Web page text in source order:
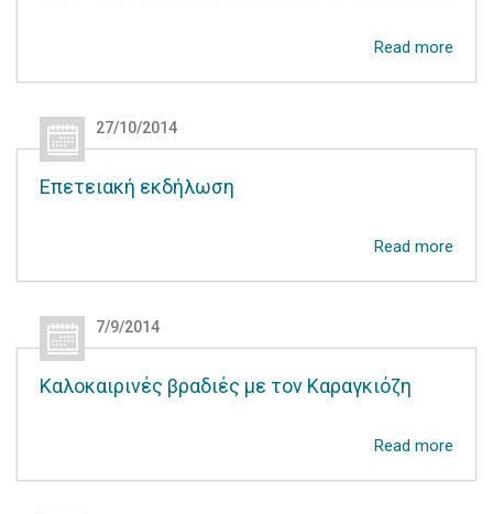
Read more
27/10/2014
Επετειακή εκδήλωση
Read more
7/9/2014
Καλοκαιρινές βραδιές με τον Καραγκιόζη
Read more